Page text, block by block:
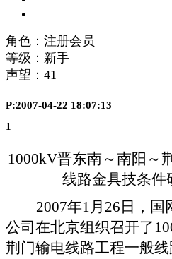
角色：注册会员
等级：新手
声望： 41
P:2007-04-22 18:07:13
1
1000kV晋东南～南阳～
线路金具技条件
2007年1月 26 日 ，
公司在北京组织召开了
荆门输电线路工程一般